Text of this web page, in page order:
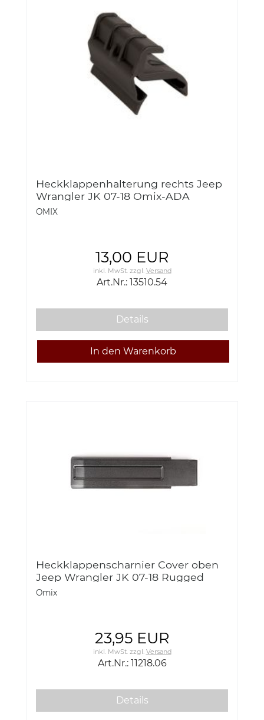
Heckklappenhalterung rechts Jeep
Wrangler JK 07-18 Omix-ADA
13510.54 Bracket, Tailgate Bar, Right;
OMIX
13,00 EUR
inkl. MwSt.zzgl. Versand
Art.Nr.: 13510.54
Details
Heckklappenscharnier Cover oben
Jeep Wrangler JK 07-18 Rugged
Ridge 11218.06 Tailgate Hinge Cover
Omix
23,95 EUR
inkl. MwSt.zzgl. Versand
Art.Nr.: 11218.06
Details